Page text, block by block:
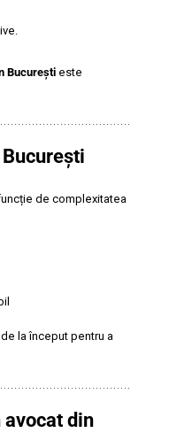
Bucureștieste
de complexitatea
la început pentru a
avocat din